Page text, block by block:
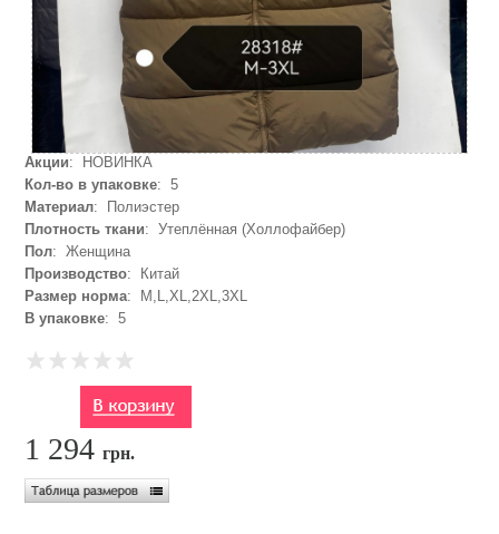
Акции: НОВИНКА
Кол-во в упаковке: 5
Материал: Полиэстер
Плотность ткани: Утеплённая (Холлофайбер)
Пол: Женщина
Производство: Китай
Размер норма: M,L,XL,2XL,3XL
В упаковке: 5
1 294грн.